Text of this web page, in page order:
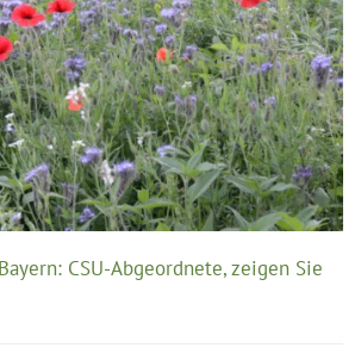
CSU-Abgeordnete, zeigen Sie